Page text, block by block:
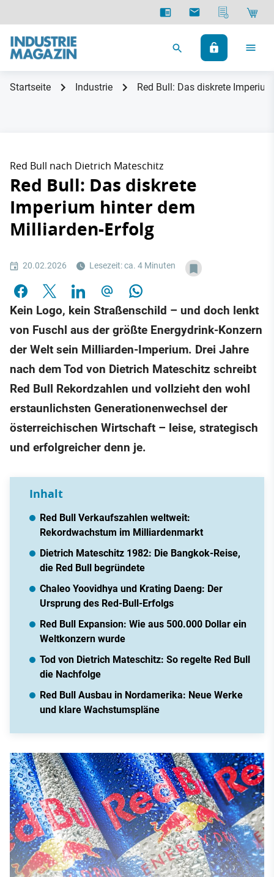
Startseite Industrie Red Bull: Das diskrete
Red Bull nach Dietrich Mateschitz
Red Bull: Das diskrete
Imperium hinter dem
Milliarden-Erfolg
20.02.2026 Lesezeit: ca. 4 Minuten
Kein Logo, kein Straßenschild – und doch lenkt
von Fuschl aus der größte Energydrink-Konzern
der Welt sein Milliarden-Imperium. Drei Jahre
nach dem Tod von Dietrich Mateschitz schreibt
Red Bull Rekordzahlen und vollzieht den wohl
erstaunlichsten Generationenwechsel der
österreichischen Wirtschaft – leise, strategisch
und erfolgreicher denn je.
Inhalt
Red Bull Verkaufszahlen weltweit:
Rekordwachstum im Milliardenmarkt
Dietrich Mateschitz 1982: Die Bangkok-Reise,
die Red Bull begründete
Chaleo Yoovidhya und Krating Daeng: Der
Ursprung des Red-Bull-Erfolgs
Red Bull Expansion: Wie aus 500.000 Dollar ein
Weltkonzern wurde
Tod von Dietrich Mateschitz: So regelte Red Bull
die Nachfolge
Red Bull Ausbau in Nordamerika: Neue Werke
und klare Wachstumspläne